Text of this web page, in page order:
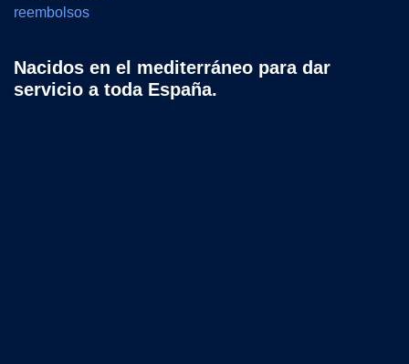
reembolsos
Nacidos en el mediterráneo para dar
servicio a toda España.